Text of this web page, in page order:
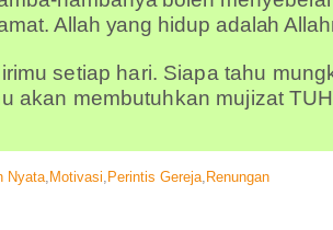
Allah yang hidup adalah
setiap hari. Siapa tahu
akan membutuhkan mujizat
Nyata, Motivasi, Perintis Gereja, Renungan